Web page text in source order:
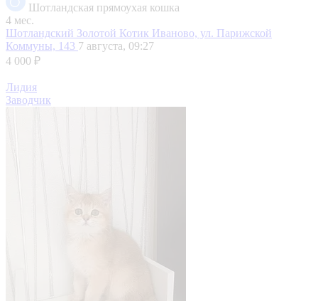
Шотландская прямоухая кошка
4 мес.
Шотландский Золотой Котик Иваново, ул. Парижской
Коммуны, 143 7 августа, 09:27
4 000 ₽
Лидия
Заводчик